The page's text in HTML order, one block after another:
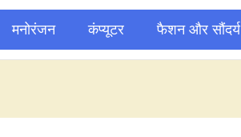
मनोरंजन कंप्यूटर फैशन और सौंदर्य